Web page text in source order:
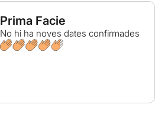
Prima Facie
No hi ha noves dates confirmades